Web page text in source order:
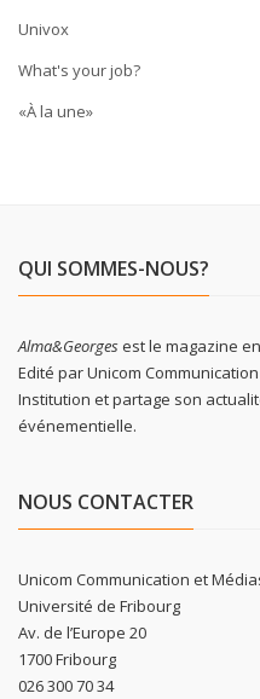
Univox
What's your job?
«À la une»
QUI SOMMES-NOUS?
Alma&Georgesest le magazine
Edité par Unicom
Institution et partage son
événementielle.
NOUS CONTACTER
Unicom Communication et
Université de Fribourg
Av. de l’Europe 20
1700 Fribourg
026 300 70 34